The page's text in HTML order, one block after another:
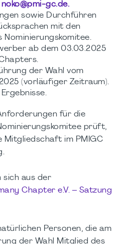
noko@pmi-gc.de.
sowie Durchführen
mit den
Nominierungskomitee.
ab dem 03.03.2025
der Wahl vom
(vorläufiger Zeitraum).
für die
prüft,
Mitgliedschaft im PMIGC
sich aus der
Chapter e.V. – Satzung
Personen, die am
der Wahl Mitglied des